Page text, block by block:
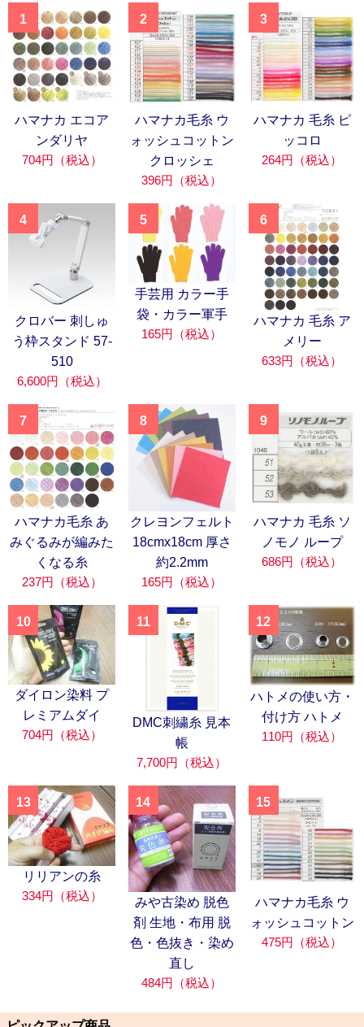
1
ハマナカ エコア
ンダリヤ
704円（税込）
2
ハマナカ毛糸 ウ
ォッシュコットン
クロッシェ
396円（税込）
3
ハマナカ 毛糸 ピ
ッコロ
264円（税込）
4
クロバー 刺しゅ
う枠スタンド 57-
510
6,600円（税込）
5
手芸用 カラー手
袋・カラー軍手
165円（税込）
6
ハマナカ 毛糸 ア
メリー
633円（税込）
7
ハマナカ毛糸 あ
みぐるみが編みた
くなる糸
237円（税込）
8
クレヨンフェルト
18cmx18cm 厚さ
約2.2mm
165円（税込）
9
ハマナカ 毛糸 ソ
ノモノ ループ
686円（税込）
10
ダイロン染料 プ
レミアムダイ
704円（税込）
11
DMC刺繍糸 見本
帳
7,700円（税込）
12
ハトメの使い方・
付け方 ハトメ
110円（税込）
13
リリアンの糸
334円（税込）
14
みや古染め 脱色
剤 生地・布用 脱
色・色抜き・染め
直し
484円（税込）
15
ハマナカ毛糸 ウ
ォッシュコットン
475円（税込）